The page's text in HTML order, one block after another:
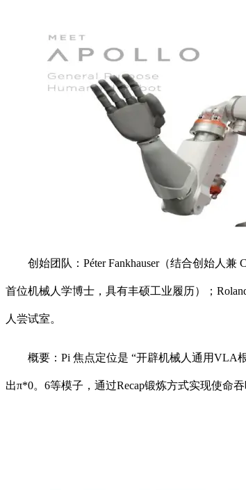
创始团队：Péter Fankhauser（结合创始人兼
首位机械人学博士，具有丰硕工业履历）；
人尝试室。
概要：Pi 焦点定位是 “开辟机械人通用VLA根
出π*0。6等模子，通过Recap锻炼方式实现使命